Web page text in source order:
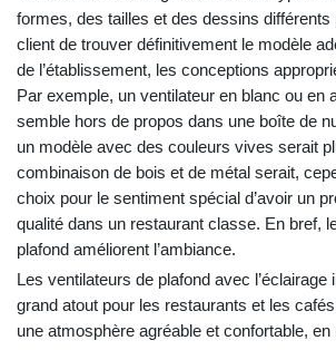
formes, des tailles et des dessins différents
client de trouver définitivement le modèle
de l’établissement, les conceptions
Par exemple, un ventilateur en blanc ou en
semble hors de propos dans une boîte de
un modèle avec des couleurs vives serait
combinaison de bois et de métal serait,
choix pour le sentiment spécial d’avoir un
qualité dans un restaurant classe. En bref,
plafond améliorent l’ambiance.
Les ventilateurs de plafond avec l’éclairage
grand atout pour les restaurants et les
une atmosphère agréable et confortable, en